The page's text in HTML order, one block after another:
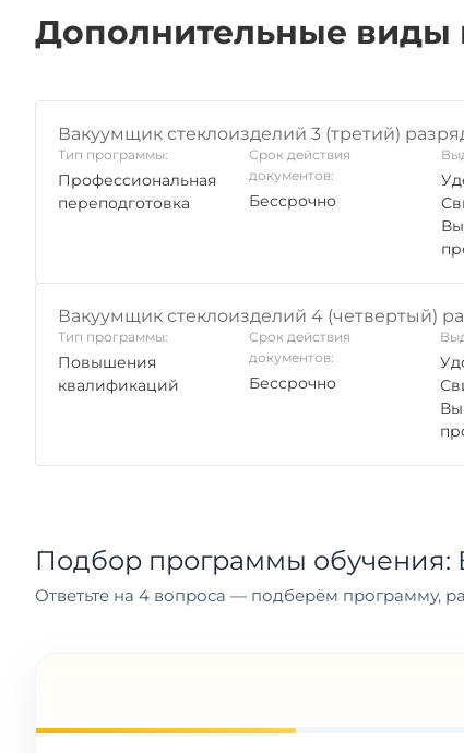
Дополнительные виды
Вакуумщик стеклоизделий 3 (третий)
Тип программы:
Профессиональная
переподготовка
Срок действия
документов:
Бессрочно
Вакуумщик стеклоизделий 4 (четвертый)
Тип программы:
Повышения
квалификаций
Срок действия
документов:
Бессрочно
Подбор программы обучения:
Ответьте на 4 вопроса — подберём программу,